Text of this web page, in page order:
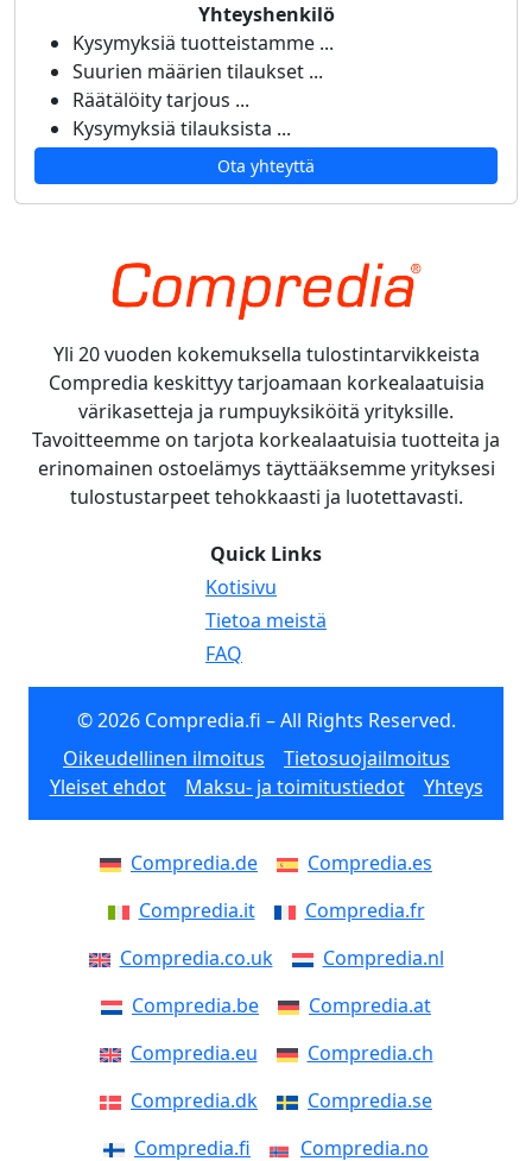
Yhteyshenkilö
Kysymyksiä tuotteistamme ...
Suurien määrien tilaukset ...
Räätälöity tarjous ...
Kysymyksiä tilauksista ...
Ota yhteyttä
Yli 20 vuoden kokemuksella tulostintarvikkeista
Compredia keskittyy tarjoamaan korkealaatuisia
värikasetteja ja rumpuyksiköitä yrityksille.
Tavoitteemme on tarjota korkealaatuisia tuotteita ja
erinomainen ostoelämys täyttääksemme yrityksesi
tulostustarpeet tehokkaasti ja luotettavasti.
Quick Links
Kotisivu
Tietoa meistä
FAQ
© 2026 Compredia.fi – All Rights Reserved.
Oikeudellinen ilmoitus
Tietosuojailmoitus
Yleiset ehdot
Maksu- ja toimitustiedot Yhteys
Compredia.de
Compredia.es
Compredia.it
Compredia.fr
Compredia.co.uk
Compredia.nl
Compredia.be
Compredia.at
Compredia.eu
Compredia.ch
Compredia.dk
Compredia.se
Compredia.fi
Compredia.no